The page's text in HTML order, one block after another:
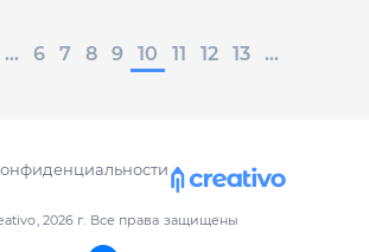
... 6 7 8 9 10 11 12 13 ...
2026 г. Все права защищены